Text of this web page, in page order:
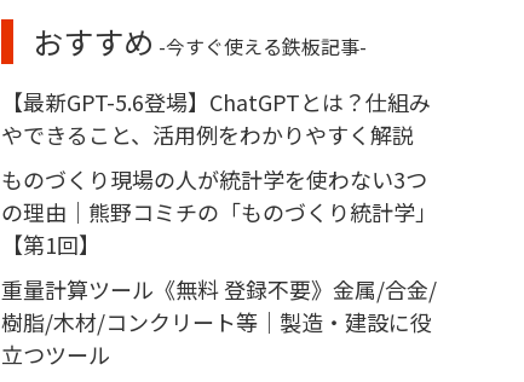
おすすめ -今すぐ使える鉄板記事-
【最新GPT-5.6登場】ChatGPTとは？仕組み
やできること、活用例をわかりやすく解説
ものづくり現場の人が統計学を使わない3つ
の理由｜熊野コミチの「ものづくり統計学」
【第1回】
重量計算ツール《無料 登録不要》金属/合金/
樹脂/木材/コンクリート等｜製造・建設に役
立つツール